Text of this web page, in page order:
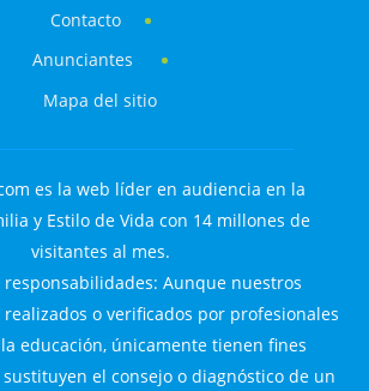
Contacto
Anunciantes
Mapa del sitio
es la web líder en audiencia en la
y Estilo de Vida con 14 millones de
visitantes al mes.
responsabilidades: Aunque nuestros
o verificados por profesionales
educación, únicamente tienen fines
el consejo o diagnóstico de un